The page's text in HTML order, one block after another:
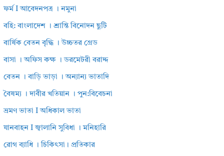
ফর্ম I আবেদনপত্র । নমুনা
বহি: বাংলাদেশ । শ্রান্তি বিনোদন ছুটি
বার্ষিক বেতন বৃদ্ধি । উচ্চতর গ্রেড
বাসা । অফিস কক্ষ । ডরমেটরী বরাদ্দ
বেতন । বাড়ি ভাড়া । অন্যান্য ভাতাদি
বৈষম্য । দাবীর খতিয়ান । পুন:বিবেচনা
ভ্রমণ ভাতা I অধিকাল ভাতা
যানবাহন I জ্বালানি সুবিধা । মনিহারি
রোগ ব্যাধি । চিকিৎসা। প্রতিকার